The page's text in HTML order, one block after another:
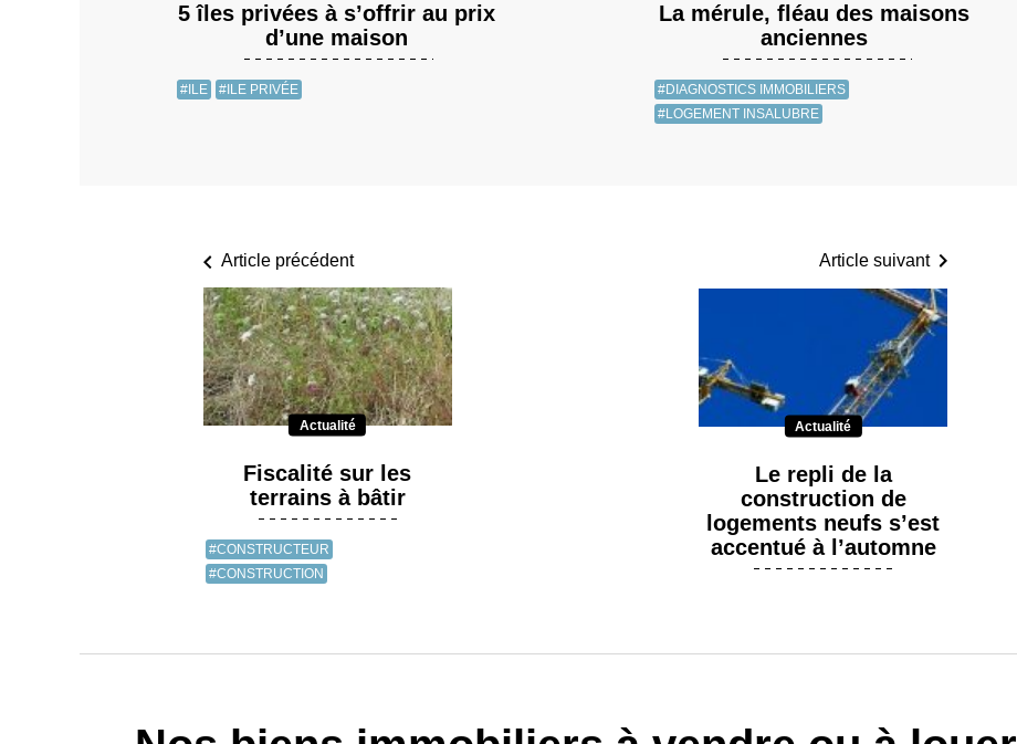
5 îles privées à s’offrir au prix
d’une maison
#ILE #ILE PRIVÉE
La mérule, fléau des maisons
anciennes
#DIAGNOSTICS IMMOBILIERS
#LOGEMENT INSALUBRE
Article précédent
Actualité
Fiscalité sur les
terrains à bâtir
#CONSTRUCTEUR
#CONSTRUCTION
Article suivant
Actualité
Le repli de la
construction de
logements neufs s’est
accentué à l’automne